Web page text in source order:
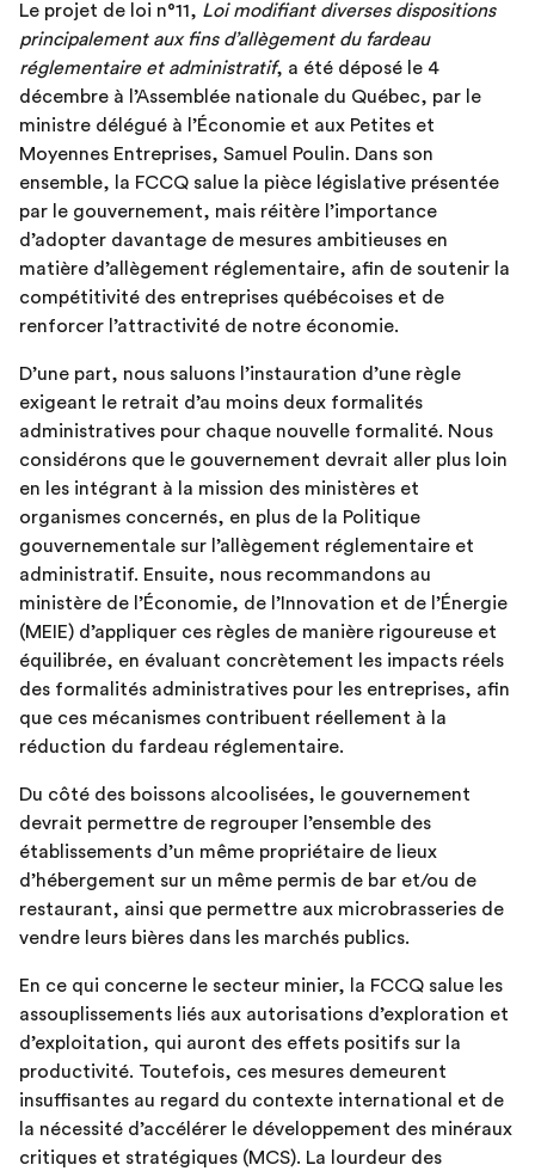
Le projet de loi n°11, Loi modifiant diverses dispositions
principalement aux fins d’allègement du fardeau
réglementaire et administratif, a été déposé le 4
décembre à l’Assemblée nationale du Québec, par le
ministre délégué à l’Économie et aux Petites et
Moyennes Entreprises, Samuel Poulin. Dans son
ensemble, la FCCQ salue la pièce législative présentée
par le gouvernement, mais réitère l’importance
d’adopter davantage de mesures ambitieuses en
matière d’allègement réglementaire, afin de soutenir la
compétitivité des entreprises québécoises et de
renforcer l’attractivité de notre économie.
D’une part, nous saluons l’instauration d’une règle
exigeant le retrait d’au moins deux formalités
administratives pour chaque nouvelle formalité. Nous
considérons que le gouvernement devrait aller plus loin
en les intégrant à la mission des ministères et
organismes concernés, en plus de la Politique
gouvernementale sur l’allègement réglementaire et
administratif. Ensuite, nous recommandons au
ministère de l’Économie, de l’Innovation et de l’Énergie
(MEIE) d’appliquer ces règles de manière rigoureuse et
équilibrée, en évaluant concrètement les impacts réels
des formalités administratives pour les entreprises, afin
que ces mécanismes contribuent réellement à la
réduction du fardeau réglementaire.
Du côté des boissons alcoolisées, le gouvernement
devrait permettre de regrouper l’ensemble des
établissements d’un même propriétaire de lieux
d’hébergement sur un même permis de bar et/ou de
restaurant, ainsi que permettre aux microbrasseries de
vendre leurs bières dans les marchés publics.
En ce qui concerne le secteur minier, la FCCQ salue les
assouplissements liés aux autorisations d’exploration et
d’exploitation, qui auront des effets positifs sur la
productivité. Toutefois, ces mesures demeurent
insuffisantes au regard du contexte international et de
la nécessité d’accélérer le développement des minéraux
critiques et stratégiques (MCS). La lourdeur des